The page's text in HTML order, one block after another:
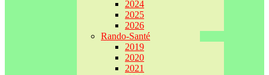
2024
2025
2026
Rando-Santé
2019
2020
2021